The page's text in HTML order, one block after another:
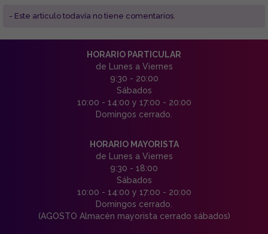
- Este articulo todavía no tiene comentarios.
HORARIO PARTICULAR
de Lunes a Viernes
9:30 - 20:00
Sábados
10:00 - 14:00 y 17:00 - 20:00
Domingos cerrado.
HORARIO MAYORISTA
de Lunes a Viernes
9:30 - 18:00
Sábados
10:00 - 14:00 y 17:00 - 20:00
Domingos cerrado.
(AGOSTO Almacén mayorista cerrado sábados)